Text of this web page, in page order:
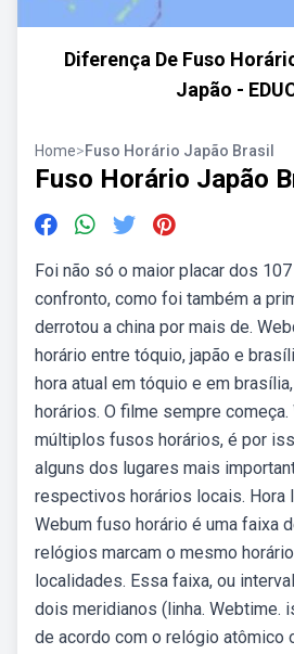
Diferença De Fuso
Japão -
Home>Fuso Horário Japão Brasil
Fuso Horário Japão
Foi não só o maior placar dos
confronto, como foi também a
derrotou a china por mais de.
horário entre tóquio, japão e
hora atual em tóquio e em
horários. O filme sempre
múltiplos fusos horários, é por
alguns dos lugares mais
respectivos horários locais. Hora
Webum fuso horário é uma faixa
relógios marcam o mesmo
localidades. Essa faixa, ou
dois meridianos (linha. Webtime.
de acordo com o relógio atômico